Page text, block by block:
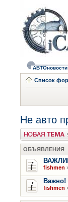
АВТОновости
Список
Не авто
Новая тема
ОБЪЯВЛЕНИЯ
fishmen
Важно!
fishmen